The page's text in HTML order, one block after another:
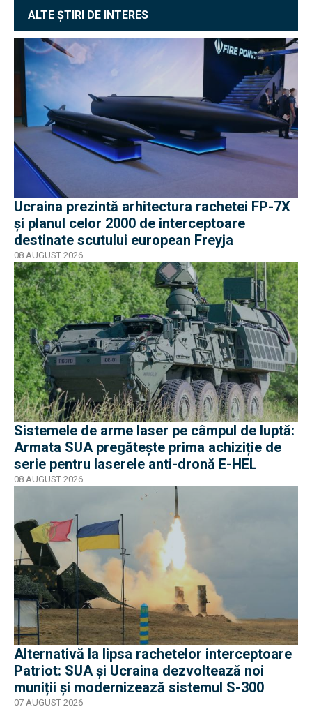
ALTE ȘTIRI DE INTERES
Ucraina prezintă arhitectura rachetei FP-7X
și planul celor 2000 de interceptoare
destinate scutului european Freyja
08 AUGUST 2026
Sistemele de arme laser pe câmpul de luptă:
Armata SUA pregătește prima achiziție de
serie pentru laserele anti-dronă E-HEL
08 AUGUST 2026
Alternativă la lipsa rachetelor interceptoare
Patriot: SUA și Ucraina dezvoltează noi
muniții și modernizează sistemul S-300
07 AUGUST 2026